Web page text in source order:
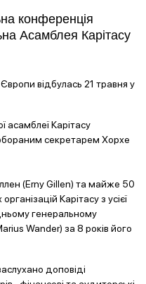
конференція
Асамблея Карітасу
відбулась 21 травня у
асамблеї Карітасу
секретарем Хорхе
(Erny Gillen) та майже 50
Карітасу з усієї
генеральному
Wander) за 8 років його
доповіді